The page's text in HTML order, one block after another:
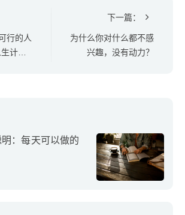
行的人
计划
下一篇：
为什么你对什么都不感
兴趣，没有动力？
：每天可以做的